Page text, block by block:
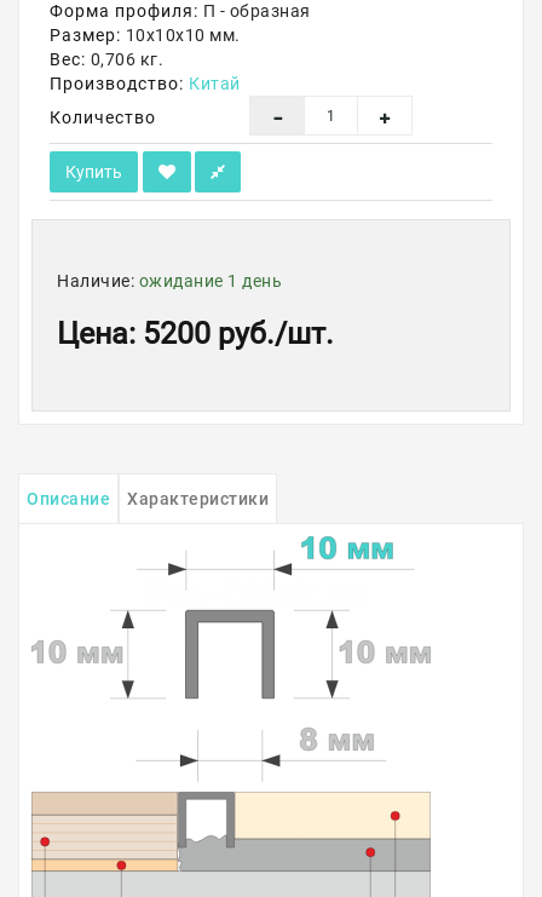
Форма профиля: П - образная
Размер: 10х10х10 мм.
Вес: 0,706 кг.
Производство: Китай
Количество
Купить
Наличие: ожидание 1 день
Цена: 5200 руб./шт.
Описание Характеристики